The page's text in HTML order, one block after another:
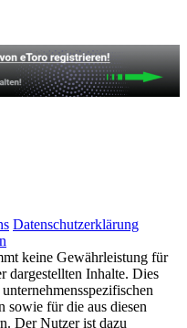
Datenschutzerklärung
keine Gewährleistung für
dargestellten Inhalte. Dies
sowie für die aus diesen
Der Nutzer ist dazu